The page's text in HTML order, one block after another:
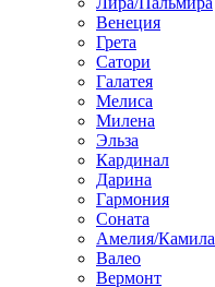
Венеция
Грета
Сатори
Галатея
Мелиса
Милена
Эльза
Кардинал
Дарина
Гармония
Соната
Амелия/Камила
Валео
Вермонт